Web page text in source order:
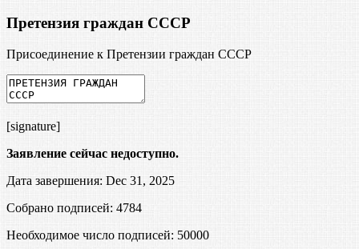
Претензия граждан СССР
Присоединение к Претензии граждан СССР
[signature]
Заявление сейчас недоступно.
Дата завершения: Dec 31, 2025
Собрано подписей: 4784
Необходимое число подписей: 50000